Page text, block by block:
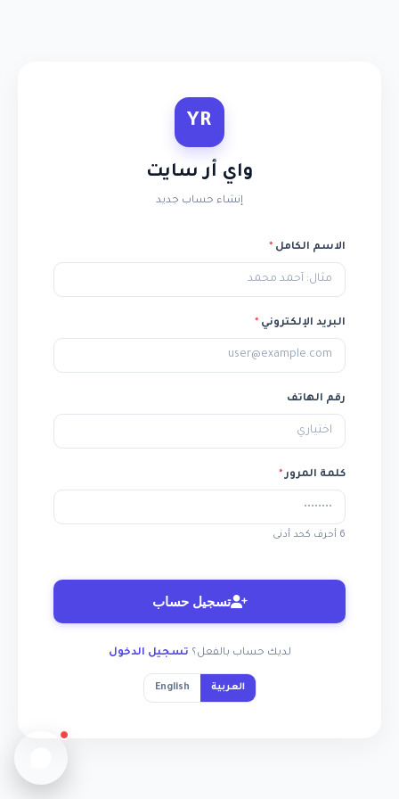
YR
واي أر سايت
إنشاء حساب جديد
الاسم الكامل *
البريد الإلكتروني *
رقم الهاتف
كلمة المرور *
6 أحرف كحد أدنى
تسجيل حساب
لديك حساب بالفعل؟ تسجيل الدخول
العربية English